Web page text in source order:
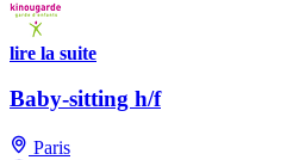
lire la suite
Baby-sitting h/f
Paris